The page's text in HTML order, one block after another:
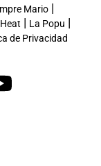
Mario|
| La Popu |
de Privacidad